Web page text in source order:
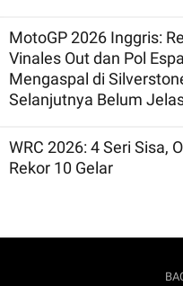
MotoGP 2026 Inggris:
Vinales Out dan Pol
Mengaspal di
Selanjutnya Belum
WRC 2026: 4 Seri Sisa,
Rekor 10 Gelar